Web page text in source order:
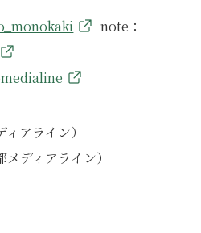
note：
アライン）
ディアライン）